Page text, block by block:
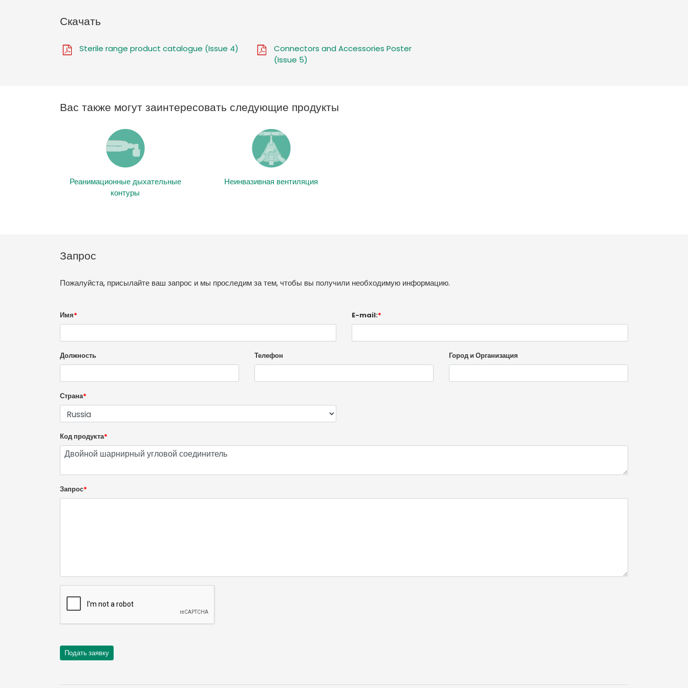
Скачать
Sterile range product catalogue (Issue 4)
Connectors and Accessories Poster
(Issue 5)
Вас также могут заинтересовать следующие продукты
Реанимационные дыхательные
контуры
Неинвазивная вентиляция
Запрос
Пожалуйста, присылайте ваш запрос и мы проследим за тем, чтобы вы получили необходимую информацию.
Имя* E-mail:*
Должность Телефон Город и Организация
Страна*
Код продукта*
Запрос*